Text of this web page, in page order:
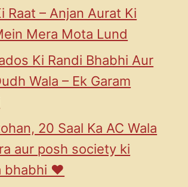
Raat – Anjan Aurat Ki
Mera Mota Lund
Ki Randi Bhabhi Aur
Wala – Ek Garam
20 Saal Ka AC Wala
aur posh society ki
bhabhi ♥️